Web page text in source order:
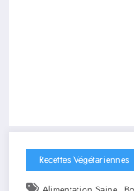
Recettes Végétariennes